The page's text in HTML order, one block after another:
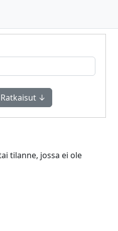
Ratkaisut ↓
tilanne, jossa ei ole